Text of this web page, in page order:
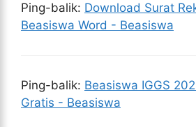
Ping-balik: Download Surat
Beasiswa Word - Beasiswa
Ping-balik: Beasiswa IGGS
Gratis - Beasiswa